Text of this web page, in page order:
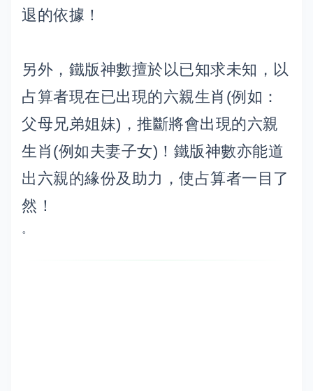
退的依據！
另外，鐵版神數擅於以已知求未知，以
占算者現在已出現的六親生肖(例如：
父母兄弟姐妹)，推斷將會出現的六親
生肖(例如夫妻子女)！鐵版神數亦能道
出六親的緣份及助力，使占算者一目了
然！
。